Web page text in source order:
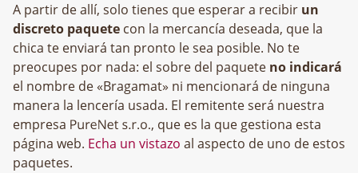
A partir de allí, solo tienes que esperar a recibir un
discreto paquete con la mercancía deseada, que la
chica te enviará tan pronto le sea posible. No te
preocupes por nada: el sobre del paquete no indicará
el nombre de «Bragamat» ni mencionará de ninguna
manera la lencería usada. El remitente será nuestra
empresa
, que es la que gestiona esta
página web. Echa un vistazo al aspecto de uno de estos
paquetes.